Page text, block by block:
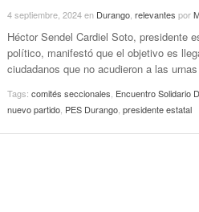
Coparmex Laguna Se Reunirá Con
Próxima Semana - hace 13 horas -
4 septiembre, 2024en Durango relevantes por
Héctor Sendel Cardiel Soto, presidente
político, manifestó que el objetivo es
ciudadanos que no acudieron a las
Tags: comités seccionales Encuentro Solidario
nuevo partido PES Durango presidente estatal